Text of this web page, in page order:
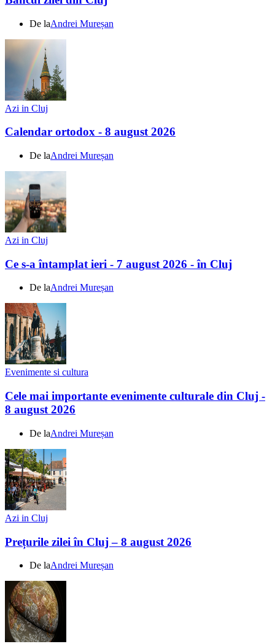
De laAndrei Mureșan
Azi in Cluj
Calendar ortodox - 8 august 2026
De laAndrei Mureșan
Azi in Cluj
Ce s-a întamplat ieri - 7 august 2026 - în Cluj
De laAndrei Mureșan
Evenimente si cultura
Cele mai importante evenimente culturale din Cluj -
8 august 2026
De laAndrei Mureșan
Azi in Cluj
Prețurile zilei în Cluj – 8 august 2026
De laAndrei Mureșan